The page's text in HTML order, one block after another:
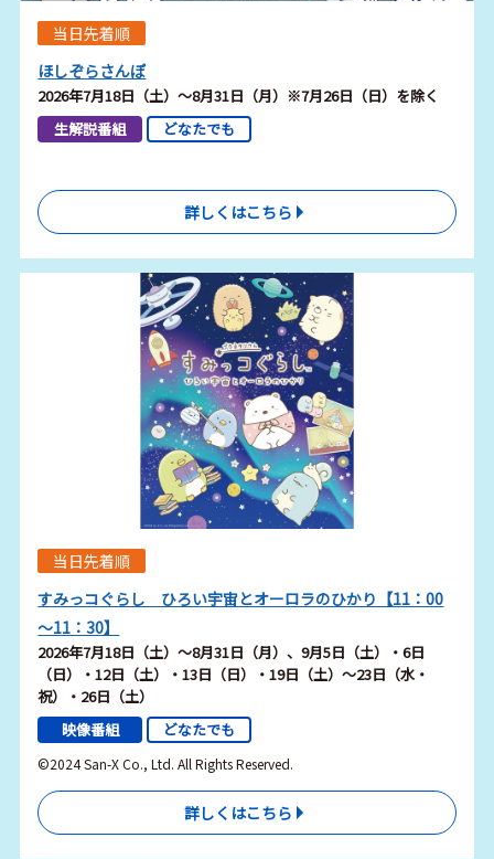
当日先着順
ほしぞらさんぽ
2026年7月18日（土）～8月31日（月）※7月26日（日）を除く
生解説番組
どなたでも
詳しくはこちら
当日先着順
すみっコぐらし ひろい宇宙とオーロラのひかり【11：00
～11：30】
2026年7月18日（土）～8月31日（月）、9月5日（土）・6日
（日）・12日（土）・13日（日）・19日（土）～23日（水・
祝）・26日（土）
映像番組
どなたでも
©2024 San-X Co., Ltd. All Rights Reserved.
詳しくはこちら